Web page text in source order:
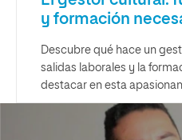
y formación
Descubre qué hace un
salidas laborales y la
destacar en esta